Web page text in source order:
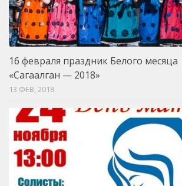
16 февраля праздник Белого месяца
«Сагаалган — 2018»
13 ФЕВ, 2018